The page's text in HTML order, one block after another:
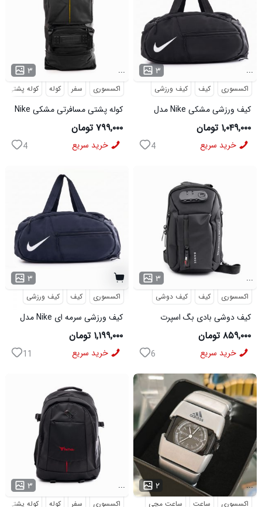
۳ ...
اکسسوری سفر کوله کوله پشتی
کوله پشتی مسافرتی مشکی Nike
مدل 50693
۷۹۹,۰۰۰ تومان
خرید سریع 4
۳ ...
اکسسوری کیف کیف ورزشی
کیف ورزشی مشکی Nike مدل
50700
۱,۰۴۹,۰۰۰ تومان
خرید سریع 4
۳
اکسسوری کیف کیف ورزشی
کیف ورزشی سرمه ای Nike مدل
50701
۱,۱۹۹,۰۰۰ تومان
خرید سریع 11
۳ ...
اکسسوری کیف کیف دوشی
کیف دوشی بادی بگ اسپرت
Bange مدل 50695
۸۵۹,۰۰۰ تومان
خرید سریع 6
۳ ...
اکسسوری سفر کوله کوله پشتی
۲ ...
اکسسوری ساعت ساعت مچی